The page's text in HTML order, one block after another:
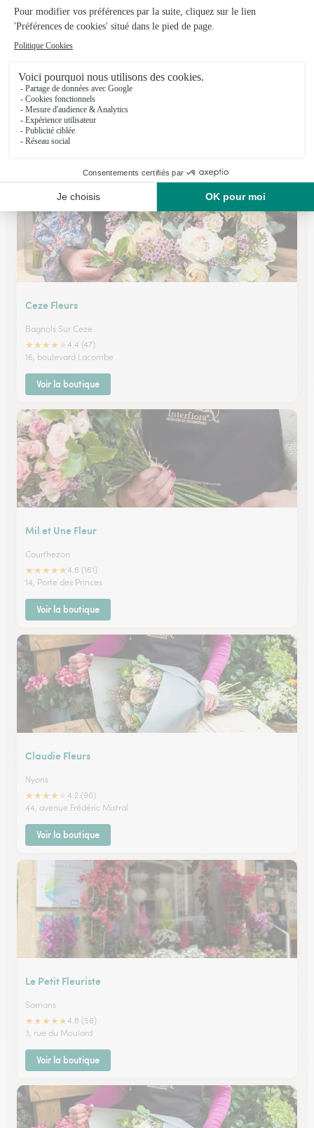
Mimosa et Lavande
St Paulet de Caisson
★★★★★4.5 (76)
17, avenue de la Galerie
Ceze Fleurs
Bagnols Sur Ceze
★★★★
4.4 (47)
16, boulevard Lacombe
Voir la boutique
Mil et Une Fleur
Courthezon
★★★★★4.6 (161)
14, Porte des Princes
Voir la boutique
Claudie Fleurs
Nyons
★★★★
4.2 (90)
44, avenue Frédéric Mistral
Voir la boutique
Le Petit Fleuriste
Sarrians
★★★★★4.8 (56)
3, rue du Moulard
Voir la boutique